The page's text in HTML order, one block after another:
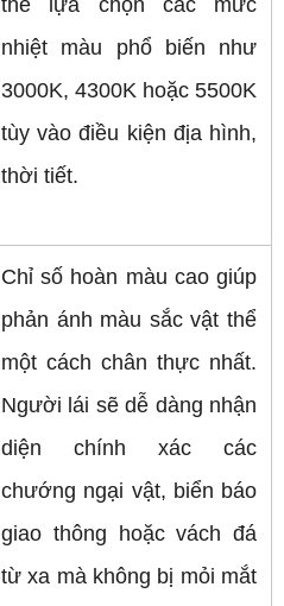
thể lựa chọn các mức
nhiệt màu phổ biến như
3000K, 4300K hoặc 5500K
tùy vào điều kiện địa hình,
thời tiết.
Chỉ số hoàn màu cao giúp
phản ánh màu sắc vật thể
một cách chân thực nhất.
Người lái sẽ dễ dàng nhận
diện chính xác các
chướng ngại vật, biển báo
giao thông hoặc vách đá
từ xa mà không bị mỏi mắt